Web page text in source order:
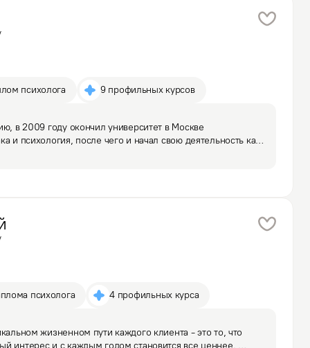
психолога 9 профильных курсов
в 2009 году окончил университет в Москве
и психология, после чего и начал свою деятельность как
и психоконсультировании более 15 лет. За это
психолога 4 профильных курса
жизненном пути каждого клиента - это то, что
интерес и с каждым годом становится все ценнее.